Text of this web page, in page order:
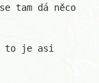
tam dá něco
to je asi